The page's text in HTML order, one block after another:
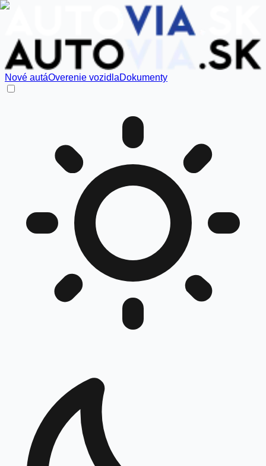
Nové autáOverenie vozidlaDokumenty